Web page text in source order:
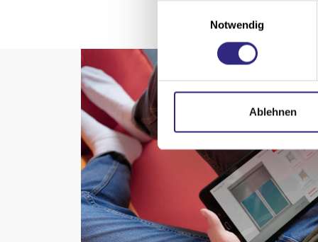
w
l
g
a
Notwendig
Ablehnen